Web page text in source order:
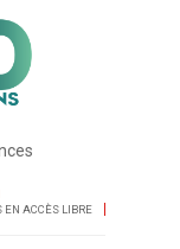
EN ACCÈS LIBRE